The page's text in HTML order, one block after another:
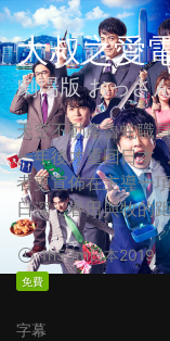
大叔之愛
劇場版 おっさ
天空不動產魯蛇職
一年後才重回日本
者更宣佈在主導一
日深，春田與牧的
1h53m日本2019
免費
字幕